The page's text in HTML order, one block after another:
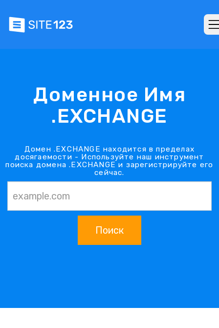
Доменное Имя
.EXCHANGE
Домен .EXCHANGE находится в пределах
досягаемости - Используйте наш инструмент
поиска домена .EXCHANGE и зарегистрируйте его
сейчас.
Поиск